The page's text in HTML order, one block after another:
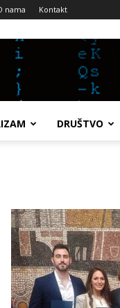
nama Kontakt
DRUŠTVO